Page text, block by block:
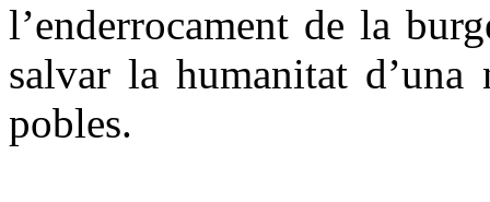
l’enderrocament de la
salvar la humanitat d’una
pobles.